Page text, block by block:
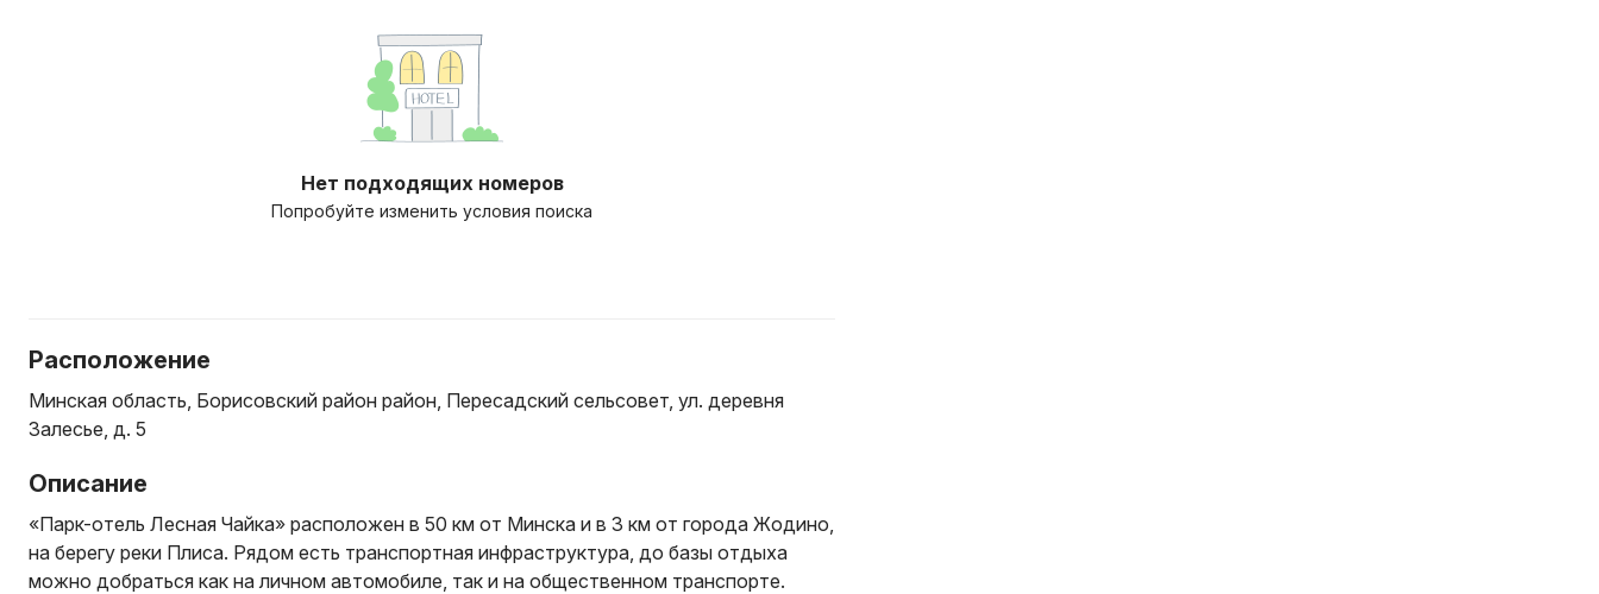
Нет подходящих номеров
Попробуйте изменить условия поиска
Расположение
Минская область, Борисовский район район, Пересадский сельсовет, ул. деревня
Залесье, д. 5
Описание
«Парк-отель Лесная Чайка» расположен в 50 км от Минска и в 3 км от города Жодино,
на берегу реки Плиса. Рядом есть транспортная инфраструктура, до базы отдыха
можно добраться как на личном автомобиле, так и на общественном транспорте.